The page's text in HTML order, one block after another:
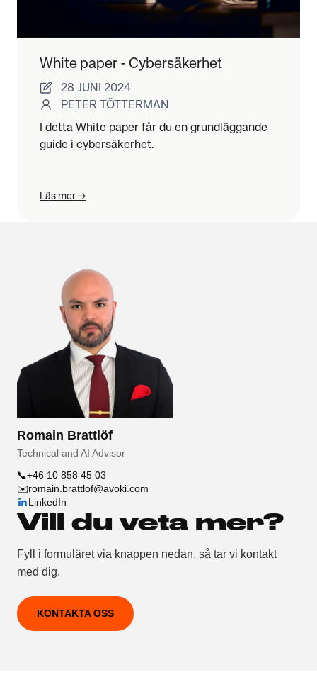
White paper - Cybersäkerhet
28 JUNI 2024
PETER TÖTTERMAN
I detta White paper får du en grundläggande
guide i cybersäkerhet.
Läs mer
Romain Brattlöf
Technical and AI Advisor
📞+46 10 858 45 03
✉️romain.brattlof@avoki.com
LinkedIn
Vill du veta mer?
Fyll i formuläret via knappen nedan, så tar vi kontakt
med dig.
KONTAKTA OSS